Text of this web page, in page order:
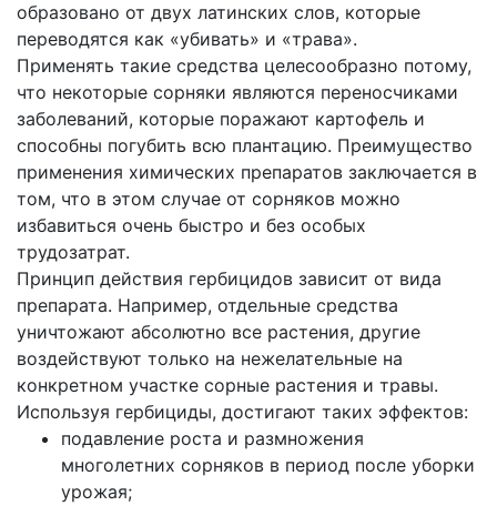
образовано от двух латинских слов, которые
переводятся как «убивать» и «трава».
Применять такие средства целесообразно потому,
что некоторые сорняки являются переносчиками
заболеваний, которые поражают картофель и
способны погубить всю плантацию. Преимущество
применения химических препаратов заключается в
том, что в этом случае от сорняков можно
избавиться очень быстро и без особых
трудозатрат.
Принцип действия гербицидов зависит от вида
препарата. Например, отдельные средства
уничтожают абсолютно все растения, другие
воздействуют только на нежелательные на
конкретном участке сорные растения и травы.
Используя гербициды, достигают таких эффектов:
подавление роста и размножения
многолетних сорняков в период после уборки
урожая;